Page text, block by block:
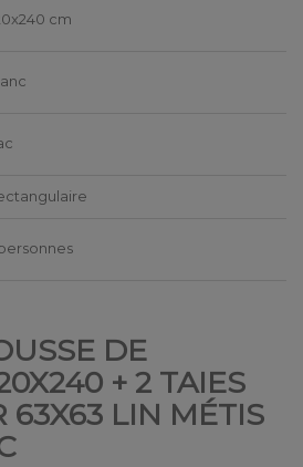
cm
DE
+ 2 TAIES
63X63 LIN MÉTIS